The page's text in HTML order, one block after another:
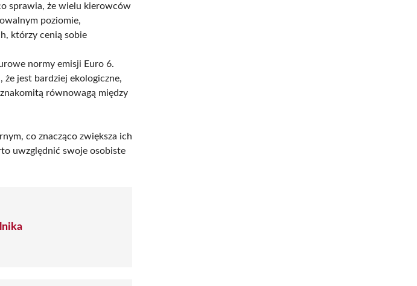
sprawia, że wielu kierowców
poziomie,
którzy cenią sobie
normy emisji Euro 6.
że jest bardziej ekologiczne,
równowagą między
co znacząco zwiększa ich
uwzględnić swoje osobiste